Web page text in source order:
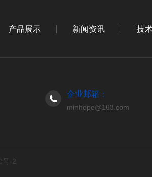
产品展示 新闻资讯 技
企业邮箱：
minhope@163.com
号-2